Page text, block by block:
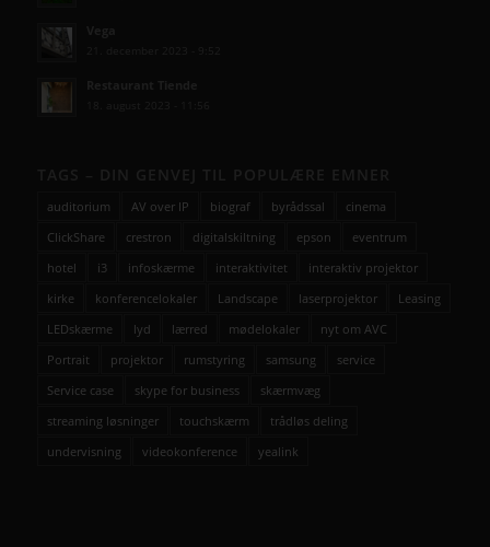
auditorium AV over IP biograf byrådssal
cinema
ClickShare
crestron digitalskiltning epson
eventrum
hotel
i3 infoskærme interaktivitet
interaktiv projektor
kirke
konferencelokaler Landscape laserprojektor
Leasing
LEDskærme
lyd lærred mødelokaler
nyt om AVC
Portrait
projektor rumstyring samsung
service
Service case
skype for business
skærmvæg
streaming løsninger
touchskærm
trådløs deling
undervisning
videokonference yealink